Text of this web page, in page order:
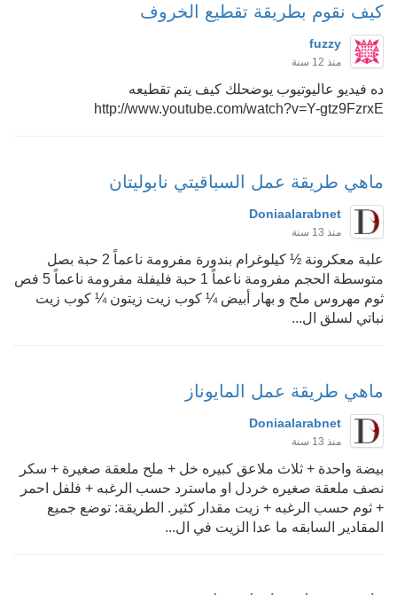
كيف نقوم بطريقة تقطيع الخروف
fuzzy
منذ 12 سنة
ده فيديو عاليوتيوب يوضحلك كيف يتم تقطيعه
http://www.youtube.com/watch?v=Y-gtz9FzrxE
ماهي طريقة عمل السباقيتي نابوليتان
Doniaalarabnet
منذ 13 سنة
علبة معكرونة ½ كيلوغرام بندورة مفرومة ناعماً 2 حبة بصل
متوسطة الحجم مفرومة ناعماً 1 حبة فليفلة مفرومة ناعماً 5 فص
ثوم مهروس ملح و بهار أبيض ¼ كوب زيت زيتون ¼ كوب زيت
نباتي لسلق ال...
ماهي طريقة عمل المايوناز
Doniaalarabnet
منذ 13 سنة
بيضة واحدة + ثلاث ملاعق كبيره خل + ملح ملعقة صغيرة + سكر
نصف ملعقة صغيره خردل او ماسترد حسب الرغبه + فلفل احمر
+ ثوم حسب الرغبه + زيت مقدار كثير. الطريقة: توضع جميع
المقادير السابقه ما عدا الزيت في ال...